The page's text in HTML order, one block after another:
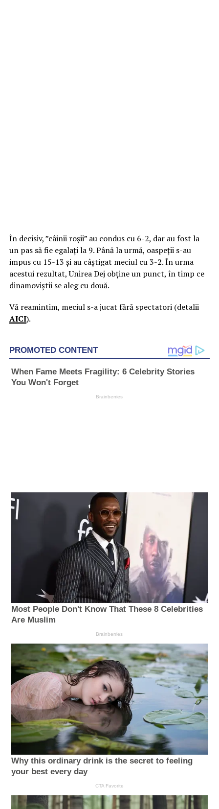
În decisiv, ”câinii roșii” au condus cu 6-2, dar au fost la
un pas să fie egalați la 9. Până la urmă, oaspeții s-au
impus cu 15-13 și au câștigat meciul cu 3-2. În urma
acestui rezultat, Unirea Dej obține un punct, în timp ce
dinamoviștii se aleg cu două.
Vă reamintim, meciul s-a jucat fără spectatori (detalii
AICI).